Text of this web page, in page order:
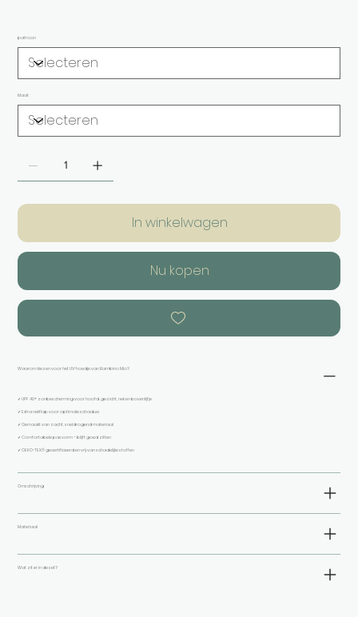
patroon
Maat
In winkelwagen
Nu kopen
Waarom kiezen voor het UV-hoedje van Bambino Mio?
✓ UPF 40+ zonbescherming voor hoofd, gezicht, nek en bovenlijfje
✓ Extra nekflap voor optimale schaduw
✓ Gemaakt van zacht, sneldrogend materiaal
✓ Comfortabele pasvorm – blijft goed zitten
✓ OEKO-TEX® gecertificeerd en vrij van schadelijke stoffen
Omschrijving
Materiaal
Wat zit er in de set?